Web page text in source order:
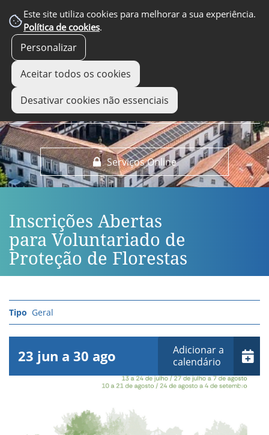
Este site utiliza cookies para melhorar a sua experiência.
Política de cookies.
Personalizar
Aceitar todos os cookies
Desativar cookies não essenciais
Serviços Online
EM DESTAQUE
Inscrições Abertas
para Voluntariado de
Proteção de Florestas
Geral
23 jun a 30 ago
Adicionar a
calendário